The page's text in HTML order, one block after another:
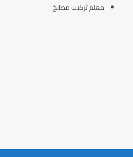
معلم تركيب مطابخ